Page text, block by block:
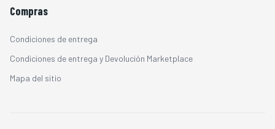
Compras
Condiciones de entrega
Condiciones de entrega y Devolución Marketplace
Mapa del sitio